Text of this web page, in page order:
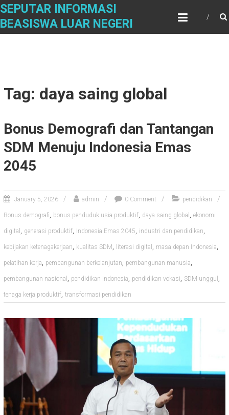
Skip
content
SEPUTAR INFORMASI
BEASISWA LUAR NEGERI
Tag: daya saing global
Bonus Demografi dan Tantangan
SDM Menuju Indonesia Emas
2045
January 5, 2026 admin 0 Comment pendidikan
Bonus demografi, bonus penduduk usia produktif, daya saing global , ekonomi
digital , generasi produktif, Indonesia Emas 2045, industri dan pendidikan,
kebijakan ketenagakerjaan, kualitas SDM , literasi digital , masa depan Indonesia,
pelatihan kerja, pembangunan berkelanjutan, pembangunan manusia,
pembangunan nasional , pendidikan Indonesia, pendidikan vokasi, SDM unggul ,
tenaga kerja produktif, transformasi pendidikan